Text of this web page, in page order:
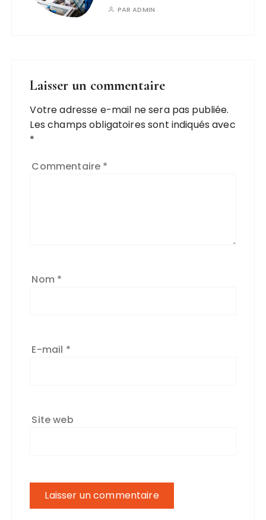
PARADMIN
Laisser un commentaire
Votre adresse e-mail ne sera pas publiée.
Les champs obligatoires sont indiqués avec
*
Commentaire *
Nom *
E-mail *
Site web
A
l
t
r